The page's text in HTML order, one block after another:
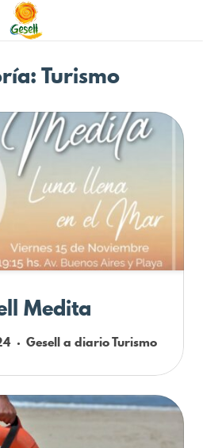
Turismo
Medita
Gesell a diarioTurismo